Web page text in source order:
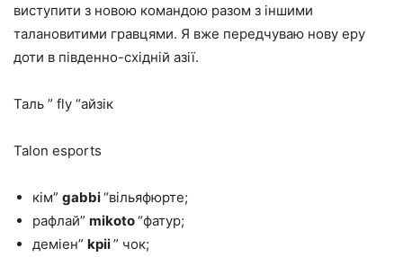
виступити з новою командою разом з іншими
талановитими гравцями. Я вже передчуваю нову еру
доти в південно-східній азії.
Таль ” fly “айзік
Talon esports
кім” gabbi“вільяфюрте;
рафлай” mikoto“фатур;
деміен” kpii” чок;